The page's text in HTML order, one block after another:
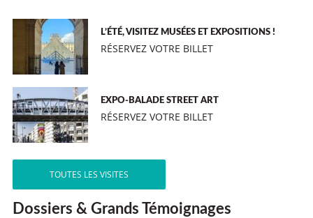
L’ÉTÉ, VISITEZ MUSÉES ET EXPOSITIONS !
RÉSERVEZ VOTRE BILLET
EXPO-BALADE STREET ART
RÉSERVEZ VOTRE BILLET
TOUTES LES VISITES
Dossiers & Grands Témoignages